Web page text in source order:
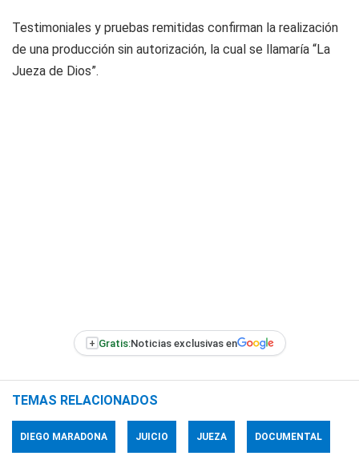
Testimoniales y pruebas remitidas confirman la realización
de una producción sin autorización, la cual se llamaría “La
Jueza de Dios”.
+ Gratis:Noticias exclusivas en
TEMAS RELACIONADOS
DIEGO MARADONA JUICIO JUEZA DOCUMENTAL